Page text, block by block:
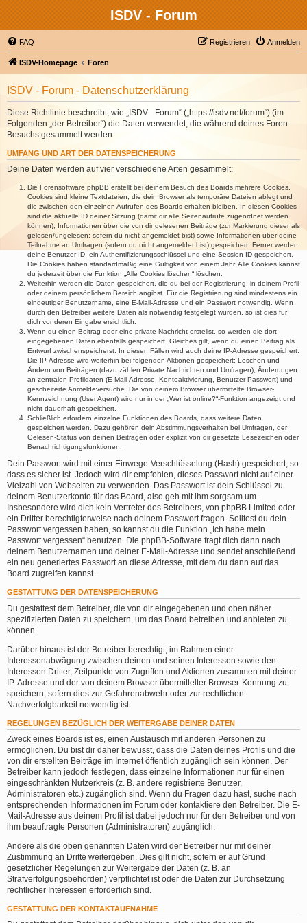
ISDV - Forum
FAQ Anmelden
Registrieren
ISDV-Homepage Foren
ISDV - Forum - Datenschutzerklärung
Diese Richtlinie beschreibt, wie „ISDV - Forum“ („https://isdv.net/forum“) (im
Folgenden „der Betreiber“) die Daten verwendet, die während deines Foren-
Besuchs gesammelt werden.
UMFANG UND ART DER DATENSPEICHERUNG
Deine Daten werden auf vier verschiedene Arten gesammelt:
Die Forensoftware phpBB erstellt bei deinem Besuch des Boards mehrere Cookies.
Cookies sind kleine Textdateien, die dein Browser als temporäre Dateien ablegt und
die zwischen den einzelnen Aufrufen des Boards erhalten bleiben. In diesen Cookies
sind die aktuelle ID deiner Sitzung (damit dir alle Seitenaufrufe zugeordnet werden
können), Informationen über die von dir gelesenen Beiträge (zur Markierung dieser als
gelesen/ungelesen; sofern du nicht angemeldet bist) sowie Informationen über deine
Teilnahme an Umfragen (sofern du nicht angemeldet bist) gespeichert. Ferner werden
deine Benutzer-ID, ein Authentifizierungsschlüssel und eine Session-ID gespeichert.
Die Cookies haben standardmäßig eine Gültigkeit von einem Jahr. Alle Cookies kannst
du jederzeit über die Funktion „Alle Cookies löschen“ löschen.
Weiterhin werden die Daten gespeichert, die du bei der Registrierung, in deinem Profil
oder deinem persönlichem Bereich angibst. Für die Registrierung sind mindestens ein
eindeutiger Benutzername, eine E-Mail-Adresse und ein Passwort notwendig. Wenn
durch den Betreiber weitere Daten als notwendig festgelegt wurden, so ist dies für
dich vor deren Eingabe ersichtlich.
Wenn du einen Beitrag oder eine private Nachricht erstellst, so werden die dort
eingegebenen Daten ebenfalls gespeichert. Gleiches gilt, wenn du einen Beitrag als
Entwurf zwischenspeicherst. In diesen Fällen wird auch deine IP-Adresse gespeichert.
Die IP-Adresse wird weiterhin bei folgenden Aktionen gespeichert: Löschen und
Ändern von Beiträgen (dazu zählen Private Nachrichten und Umfragen), Änderungen
an zentralen Profildaten (E-Mail-Adresse, Kontoaktivierung, Benutzer-Passwort) und
gescheiterte Anmeldeversuche. Die von deinem Browser übermittelte Browser-
Kennzeichnung (User Agent) wird nur in der „Wer ist online?“-Funktion angezeigt und
nicht dauerhaft gespeichert.
Schließlich erfordern einzelne Funktionen des Boards, dass weitere Daten
gespeichert werden. Dazu gehören dein Abstimmungsverhalten bei Umfragen, der
Gelesen-Status von deinen Beiträgen oder explizit von dir gesetzte Lesezeichen oder
Benachrichtigungsfunktionen.
Dein Passwort wird mit einer Einwege-Verschlüsselung (Hash) gespeichert, so
dass es sicher ist. Jedoch wird dir empfohlen, dieses Passwort nicht auf einer
Vielzahl von Webseiten zu verwenden. Das Passwort ist dein Schlüssel zu
deinem Benutzerkonto für das Board, also geh mit ihm sorgsam um.
Insbesondere wird dich kein Vertreter des Betreibers, von phpBB Limited oder
ein Dritter berechtigterweise nach deinem Passwort fragen. Solltest du dein
Passwort vergessen haben, so kannst du die Funktion „Ich habe mein
Passwort vergessen“ benutzen. Die phpBB-Software fragt dich dann nach
deinem Benutzernamen und deiner E-Mail-Adresse und sendet anschließend
ein neu generiertes Passwort an diese Adresse, mit dem du dann auf das
Board zugreifen kannst.
GESTATTUNG DER DATENSPEICHERUNG
Du gestattest dem Betreiber, die von dir eingegebenen und oben näher
spezifizierten Daten zu speichern, um das Board betreiben und anbieten zu
können.
Darüber hinaus ist der Betreiber berechtigt, im Rahmen einer
Interessenabwägung zwischen deinen und seinen Interessen sowie den
Interessen Dritter, Zeitpunkte von Zugriffen und Aktionen zusammen mit deiner
IP-Adresse und der von deinem Browser übermittelter Browser-Kennung zu
speichern, sofern dies zur Gefahrenabwehr oder zur rechtlichen
Nachverfolgbarkeit notwendig ist.
REGELUNGEN BEZÜGLICH DER WEITERGABE DEINER DATEN
Zweck eines Boards ist es, einen Austausch mit anderen Personen zu
ermöglichen. Du bist dir daher bewusst, dass die Daten deines Profils und die
von dir erstellten Beiträge im Internet öffentlich zugänglich sein können. Der
Betreiber kann jedoch festlegen, dass einzelne Informationen nur für einen
eingeschränkten Nutzerkreis (z. B. andere registrierte Benutzer,
Administratoren etc.) zugänglich sind. Wenn du Fragen dazu hast, suche nach
entsprechenden Informationen im Forum oder kontaktiere den Betreiber. Die E-
Mail-Adresse aus deinem Profil ist dabei jedoch nur für den Betreiber und von
ihm beauftragte Personen (Administratoren) zugänglich.
Andere als die oben genannten Daten wird der Betreiber nur mit deiner
Zustimmung an Dritte weitergeben. Dies gilt nicht, sofern er auf Grund
gesetzlicher Regelungen zur Weitergabe der Daten (z. B. an
Strafverfolgungsbehörden) verpflichtet ist oder die Daten zur Durchsetzung
rechtlicher Interessen erforderlich sind.
GESTATTUNG DER KONTAKTAUFNAHME